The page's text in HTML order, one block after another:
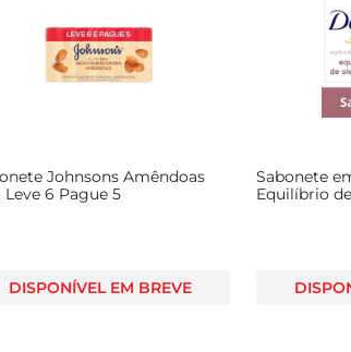
Johnsons Amêndoas
6 Pague 5
DISPONÍVEL EM BREVE
Sabonete
Equilíbrio